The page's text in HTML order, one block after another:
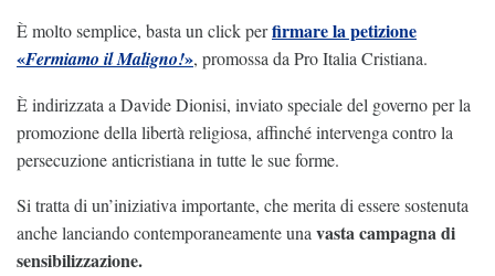
È molto semplice, basta un click perfirmare la petizione
«Fermiamo il Maligno!», promossa da Pro Italia Cristiana.
È indirizzata a Davide Dionisi, inviato speciale del governo per la
promozione della libertà religiosa, affinché intervenga contro la
persecuzione anticristiana in tutte le sue forme.
Si tratta di un’iniziativa importante, che merita di essere sostenuta
anche lanciando contemporaneamente una vasta campagna di
sensibilizzazione.